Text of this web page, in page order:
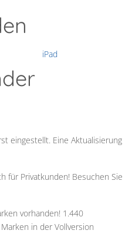
iPad
eingestellt. Eine Aktualisierung
für Privatkunden! Besuchen Sie
vorhanden! 1.440
in der Vollversion